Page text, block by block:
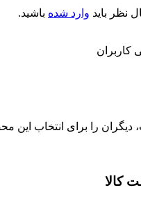
نظر باید وارد شده باشید.
دیگران را برای انتخاب این
کالا